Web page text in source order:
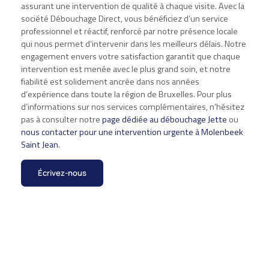
assurant une intervention de qualité à chaque visite. Avec la
société Débouchage Direct, vous bénéficiez d’un service
professionnel et réactif, renforcé par notre présence locale
qui nous permet d’intervenir dans les meilleurs délais. Notre
engagement envers votre satisfaction garantit que chaque
intervention est menée avec le plus grand soin, et notre
fiabilité est solidement ancrée dans nos années
d’expérience dans toute la région de Bruxelles. Pour plus
d’informations sur nos services complémentaires, n’hésitez
pas à consulter notrepage dédiée au débouchage Jette ou
nous contacter pour une intervention urgente à Molenbeek
Saint Jean.
Écrivez-nous